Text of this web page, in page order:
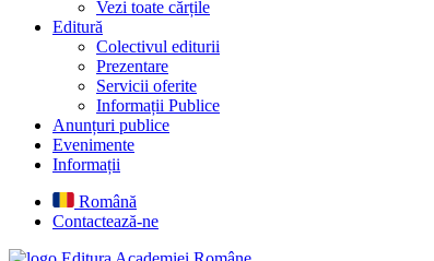
Vezi toate cărțile
Editură
Colectivul editurii
Prezentare
Servicii oferite
Informații Publice
Anunțuri publice
Evenimente
Informații
Română
Contactează-ne